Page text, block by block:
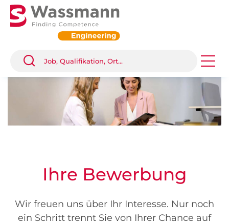
Ihre Bewerbung
Wir freuen uns über Ihr Interesse. Nur noch
ein Schritt trennt Sie von Ihrer Chance auf